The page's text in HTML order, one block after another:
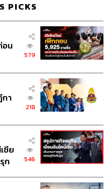
VR
จริง
นใจในการพัฒนาเทคโนโลยี
บันเทิง เช่น ดูหนังหรือเล่น
นี้มากขึ้น เพื่อประสบการณ์ที่
จาก Roto VR Explorer
and Turn’ ซึ่งทำให้การ
ใน VR ลดอาการเมารถ
Sickness) แถมเก้าอี้ตัวนี้ยัง
ที่ช่วยจำลองแรงกระแทก
ปืนหรือการชน
PICKS
อน
579
า
218
ซีย
ก
546